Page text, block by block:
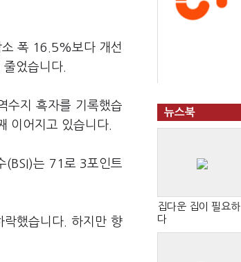
폭 16.5%보다 개선
었습니다.
지 흑자를 기록했습
이어지고 있습니다.
(BSI)는 71로 3포인트
했습니다. 하지만 향
뉴스북
집다운 집이 필요하
다